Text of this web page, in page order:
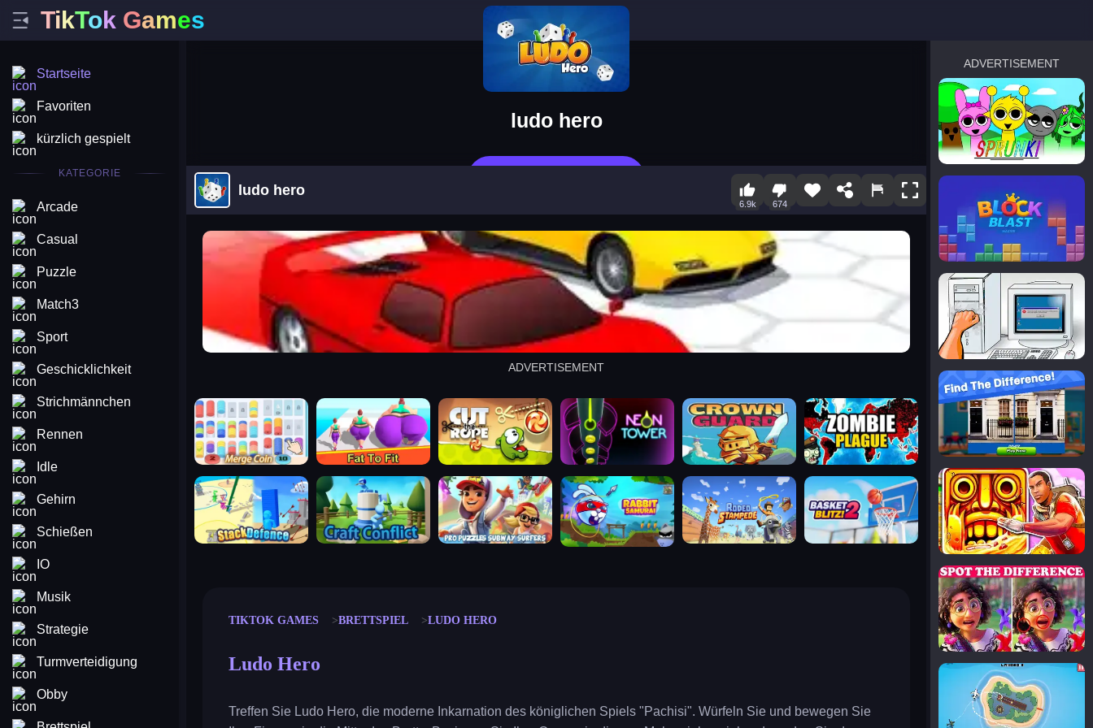
TikTok Games
Startseite
Favoriten
kürzlich gespielt
KATEGORIE
Arcade
Casual
Puzzle
Match3
Sport
Geschicklichkeit
Strichmännchen
Rennen
Idle
Gehirn
Schießen
IO
Musik
Strategie
Turmverteidigung
Obby
ludo hero
ludo hero
6.9k 674
arena king
ADVERTISEMENT
merge coin fat to fit cut the rope neon tower crown guard zombie plague
stack defence craft conflict subway surfers rabbit samurai rodeo stampede basket blitz
TIKTOK GAMES BRETTSPIEL LUDO HERO
Ludo Hero
Treffen Sie Ludo Hero, die moderne Inkarnation des königlichen Spiels "Pachisi". Würfeln Sie und bewegen Sie
ADVERTISEMENT
sprunki
Blocky Blast!
smash it
notice the difference
temple run 2
spot the differences
silly sky